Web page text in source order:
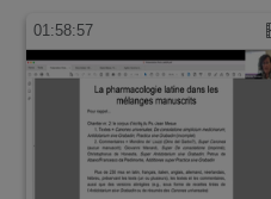
01:58:57